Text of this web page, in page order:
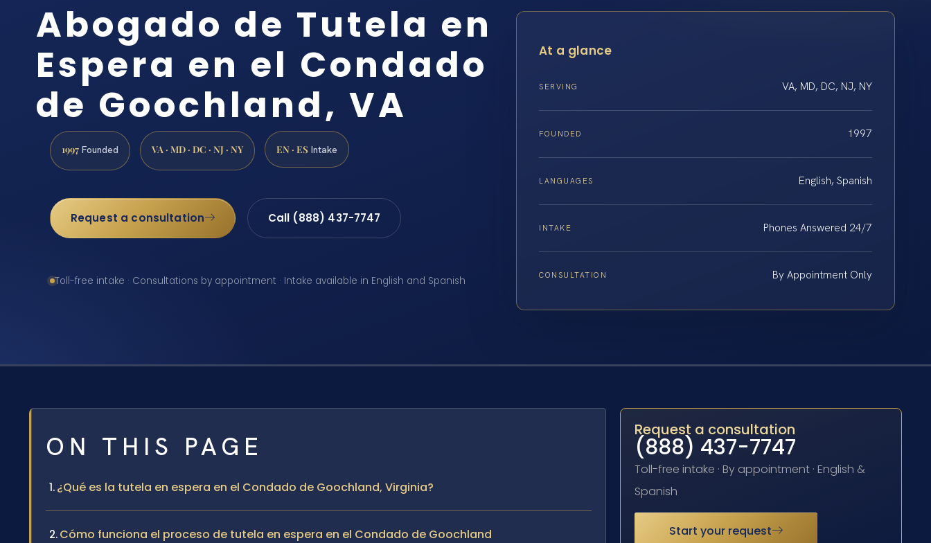
Abogado de Tutela en
Espera en el Condado
de Goochland, VA
1997 Founded VA · MD · DC · NJ · NY EN · ES Intake
Request a consultation Call (888) 437-7747
Toll-free intake · Consultations by appointment · Intake available in English and Spanish
At a glance
SERVING VA, MD, DC, NJ, NY
FOUNDED 1997
LANGUAGES English, Spanish
INTAKE Phones Answered 24/7
CONSULTATION By Appointment Only
ON THIS PAGE
¿Qué es la tutela en espera en el Condado de Goochland, Virginia?
Cómo funciona el proceso de tutela en espera en el Condado de Goochland
Request a consultation
(888) 437-7747
Toll-free intake · By appointment · English &
Spanish
Start your request